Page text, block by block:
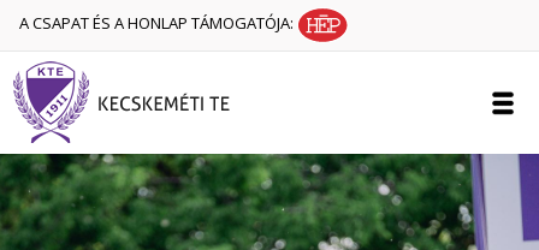
A CSAPAT ÉS A HONLAP TÁMOGATÓJA: